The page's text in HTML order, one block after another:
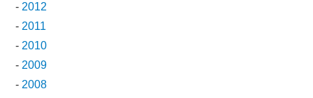
- 2012
- 2011
- 2010
- 2009
- 2008